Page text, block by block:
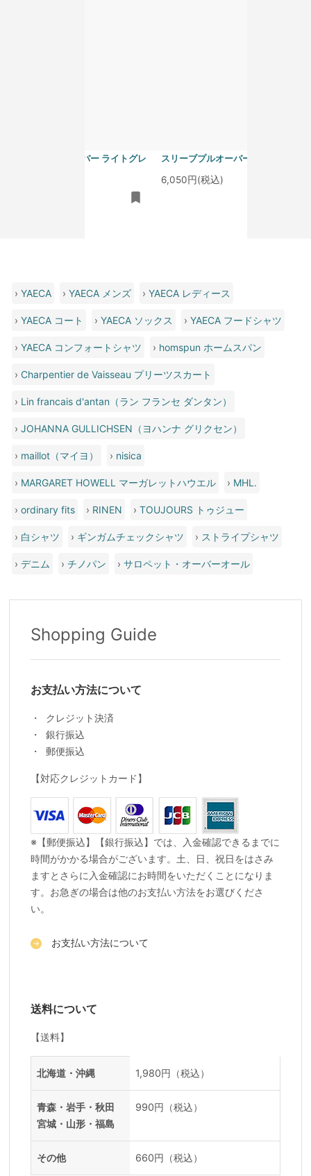
スリーブプルオーバー ライトグレ
スリーブプルオーバー サラシ
6,050円(税込)
›YAECA ›YAECA メンズ ›YAECA レディース
›YAECA コート ›YAECA ソックス ›YAECA フードシャツ
›YAECA コンフォートシャツ › homspun ホームスパン
› Charpentier de Vaisseau プリーツスカート
› Lin francais d'antan（ラン フランセ ダンタン）
›JOHANNA GULLICHSEN（ヨハンナ グリクセン）
› maillot（マイヨ） › nisica
› MARGARET HOWELL マーガレットハウエル › MHL.
›ordinary fits › RINEN ›TOUJOURS トゥジュー
› 白シャツ › ギンガムチェックシャツ › ストライプシャツ
›デニム ›チノパン ›サロペット・オーバーオール
Shopping Guide
お支払い方法について
クレジット決済
銀行振込
郵便振込
【対応クレジットカード】
※【郵便振込】【銀行振込】では、入金確認できるまでに
時間がかかる場合がございます。土、日、祝日をはさみ
ますとさらに入金確認にお時間をいただくことになりま
す。お急ぎの場合は他のお支払い方法をお選びくださ
い。
お支払い方法について
送料について
【送料】
地域 料金
北海道・沖縄 1,980円（税込）
青森・岩手・秋田
宮城・山形・福島
990円（税込）
その他 660円（税込）